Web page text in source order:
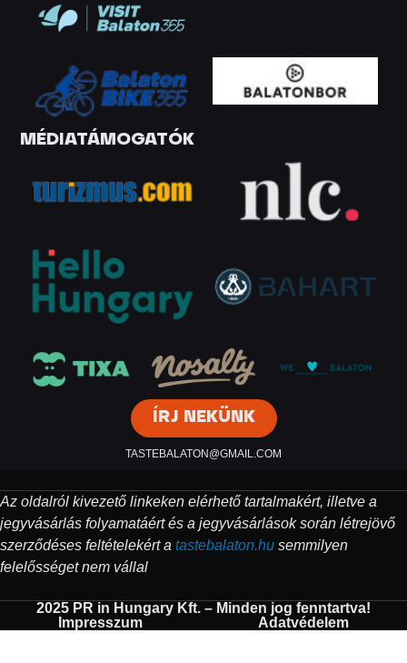
MÉDIATÁMOGATÓK
ÍRJ NEKÜNK
TASTEBALATON@GMAIL.COM
Az oldalról kivezető linkeken elérhető tartalmakért, illetve a
jegyvásárlás folyamatáért és a jegyvásárlások során létrejövő
szerződéses feltételekért a tastebalaton.hu semmilyen
felelősséget nem vállal
2025 PR in Hungary Kft. – Minden jog fenntartva!
Impresszum
Adatvédelem